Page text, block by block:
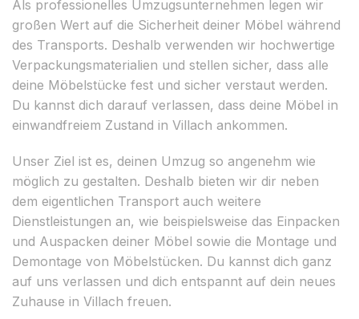
Als professionelles Umzugsunternehmen legen wir
großen Wert auf die Sicherheit deiner Möbel während
des Transports. Deshalb verwenden wir hochwertige
Verpackungsmaterialien und stellen sicher, dass alle
deine Möbelstücke fest und sicher verstaut werden.
Du kannst dich darauf verlassen, dass deine Möbel in
einwandfreiem Zustand in Villach ankommen.
Unser Ziel ist es, deinen Umzug so angenehm wie
möglich zu gestalten. Deshalb bieten wir dir neben
dem eigentlichen Transport auch weitere
Dienstleistungen an, wie beispielsweise das Einpacken
und Auspacken deiner Möbel sowie die Montage und
Demontage von Möbelstücken. Du kannst dich ganz
auf uns verlassen und dich entspannt auf dein neues
Zuhause in Villach freuen.